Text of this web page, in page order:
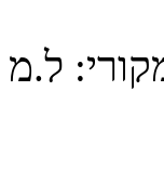
ל.מ